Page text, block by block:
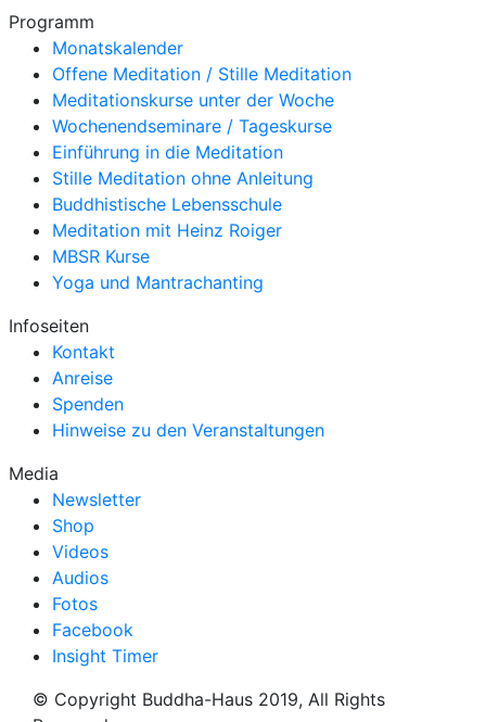
Programm
Monatskalender
Offene Meditation / Stille Meditation
Meditationskurse unter der Woche
Wochenendseminare / Tageskurse
Einführung in die Meditation
Stille Meditation ohne Anleitung
Buddhistische Lebensschule
Meditation mit Heinz Roiger
MBSR Kurse
Yoga und Mantrachanting
Infoseiten
Kontakt
Anreise
Spenden
Hinweise zu den Veranstaltungen
Media
Newsletter
Shop
Videos
Audios
Fotos
Facebook
Insight Timer
© Copyright Buddha-Haus 2019, All Rights